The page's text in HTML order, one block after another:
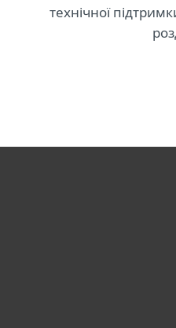
технічної